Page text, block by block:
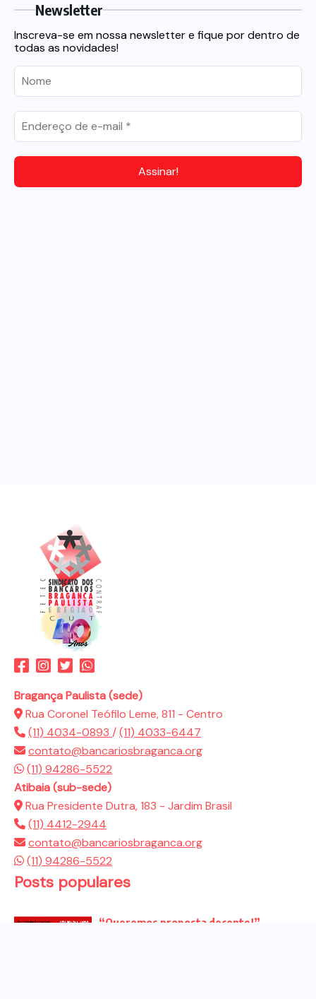
Newsletter
Inscreva-se em nossa newsletter e fique por dentro de
todas as novidades!
Bragança Paulista (sede)
Rua Coronel Teófilo Leme, 811 - Centro
(11) 4034-0893 /(11) 4033-6447
contato@bancariosbraganca.org
(11) 94286-5522
Atibaia (sub-sede)
Rua Presidente Dutra, 183 - Jardim Brasil
(11) 4412-2944
contato@bancariosbraganca.org
(11) 94286-5522
Posts populares
“Queremos proposta decente!”